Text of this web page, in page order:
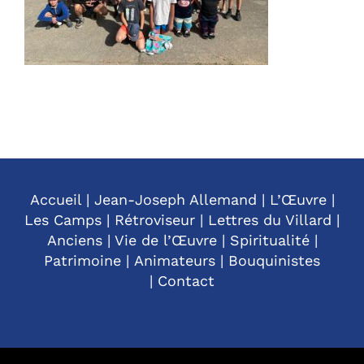
Accueil| Jean-Joseph Allemand | L’Œuvre|
Les Camps | Rétroviseur | Lettres du Villard |
Anciens| Vie de l’Œuvre| Spiritualité|
Patrimoine | Animateurs | Bouquinistes
| Contact